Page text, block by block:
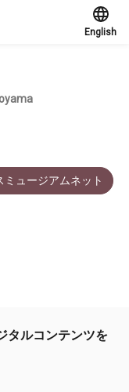
English
ミュージアムネット
タルコンテンツを